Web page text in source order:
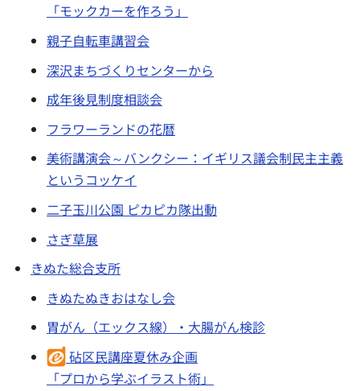
「モックカーを作ろう」
親子自転車講習会
深沢まちづくりセンターから
成年後見制度相談会
フラワーランドの花暦
美術講演会～バンクシー：イギリス議会制民主主義
というコッケイ
二子玉川公園 ピカピカ隊出動
さぎ草展
きぬた総合支所
きぬたぬきおはなし会
胃がん（エックス線）・大腸がん検診
砧区民講座夏休み企画
「プロから学ぶイラスト術」